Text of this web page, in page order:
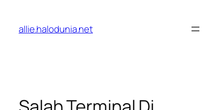
konten
allie.halodunia.net